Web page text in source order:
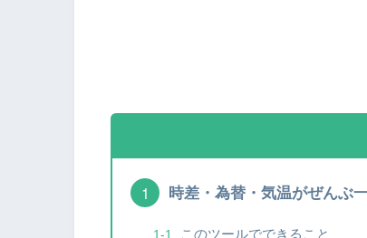
時差・為替・気温がぜんぶ
このツールでできること